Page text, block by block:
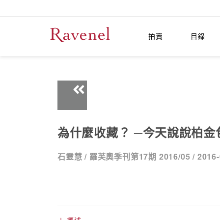
拍賣 目錄
為什麼收藏？ ─今天說說柏金
石靈慧 / 羅芙奧季刊第17期 2016/05 /